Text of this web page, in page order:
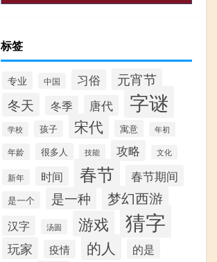
标签
专业 中国 习俗 元宵节
冬天 冬季 唐代 字谜
学校 孩子 宋代 寓意 年初
年龄 很多人 技能 攻略 文化
新年 时间 春节 春节期间
是一个 是一种 梦幻西游
汉字 汤圆 游戏 猜字
玩家 疫情 的人 的是